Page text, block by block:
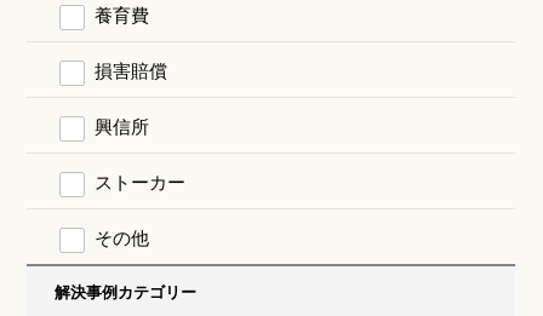
養育費
損害賠償
興信所
ストーカー
その他
解決事例カテゴリー